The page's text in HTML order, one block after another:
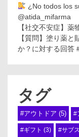
¿No todos los
@atida_mifarma
【社交不安症】
【質問】塗り薬
か？に対する回答
タグ
#アウトドア (5) #
#ギフト (3) #サブ